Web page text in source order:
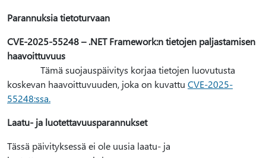
Parannuksia tietoturvaan
CVE-2025-55248 – .NET Framework:n tietojen paljastamisen
haavoittuvuus
Tämä suojauspäivitys korjaa tietojen luovutusta
koskevan haavoittuvuuden, joka on kuvattu CVE-2025-
55248:ssa.
Laatu- ja luotettavuusparannukset
Tässä päivityksessä ei ole uusia laatu- ja